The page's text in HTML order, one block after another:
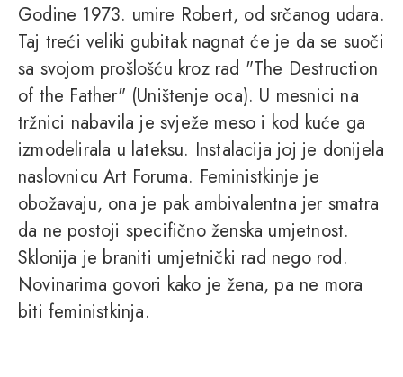
Godine 1973. umire Robert, od srčanog udara.
Taj treći veliki gubitak nagnat će je da se suoči
sa svojom prošlošću kroz rad "The Destruction
of the Father" (Uništenje oca). U mesnici na
tržnici nabavila je svježe meso i kod kuće ga
izmodelirala u lateksu. Instalacija joj je donijela
naslovnicu Art Foruma. Feministkinje je
obožavaju, ona je pak ambivalentna jer smatra
da ne postoji specifično ženska umjetnost.
Sklonija je braniti umjetnički rad nego rod.
Novinarima govori kako je žena, pa ne mora
biti feministkinja.